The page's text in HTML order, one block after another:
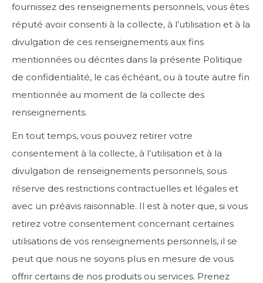
fournissez des renseignements personnels, vous êtes
réputé avoir consenti à la collecte, à l’utilisation et à la
divulgation de ces renseignements aux fins
mentionnées ou décrites dans la présente Politique
de confidentialité, le cas échéant, ou à toute autre fin
mentionnée au moment de la collecte des
renseignements.
En tout temps, vous pouvez retirer votre
consentement à la collecte, à l’utilisation et à la
divulgation de renseignements personnels, sous
réserve des restrictions contractuelles et légales et
avec un préavis raisonnable. Il est à noter que, si vous
retirez votre consentement concernant certaines
utilisations de vos renseignements personnels, il se
peut que nous ne soyons plus en mesure de vous
offrir certains de nos produits ou services. Prenez